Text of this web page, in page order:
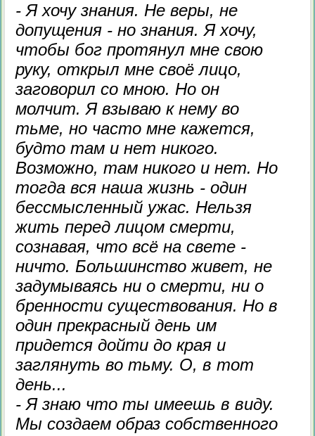
- Я хочу знания. Не веры, не
допущения - но знания. Я хочу,
чтобы бог протянул мне свою
руку, открыл мне своё лицо,
заговорил со мною. Но он
молчит. Я взываю к нему во
тьме, но часто мне кажется,
будто там и нет никого.
Возможно, там никого и нет. Но
тогда вся наша жизнь - один
бессмысленный ужас. Нельзя
жить перед лицом смерти,
сознавая, что всё на свете -
ничто. Большинство живет, не
задумываясь ни о смерти, ни о
бренности существования. Но в
один прекрасный день им
придется дойти до края и
заглянуть во тьму. О, в тот
день...
- Я знаю что ты имеешь в виду.
Мы создаем образ собственного